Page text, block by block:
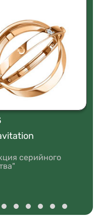
серийного